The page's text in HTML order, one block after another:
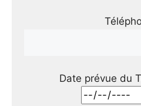
Date prévue du